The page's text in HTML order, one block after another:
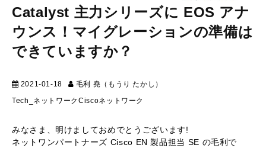
Catalyst 主力シリーズに EOS アナ
ウンス！マイグレーションの準備は
できていますか？
2021-01-18 毛利 堯（もうり たかし）
Tech_ネットワークCiscoネットワーク
みなさま、明けましておめでとうございます!
ネットワンパートナーズ Cisco EN 製品担当 SE の毛利で